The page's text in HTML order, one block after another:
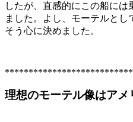
したが、直感的にこの船に
ました。よし、モーテルとし
そう心に決めました。
理想のモーテル像はアメ